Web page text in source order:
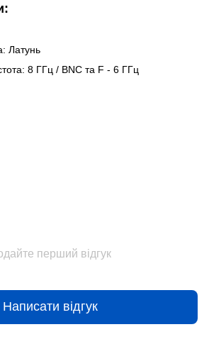
Латунь
8 ГГц / BNC та F - 6 ГГц
перший відгук
Написати відгук